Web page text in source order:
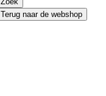
Terug naar de webshop